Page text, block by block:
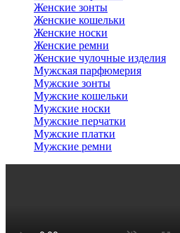
Женские зонты
Женские кошельки
Женские носки
Женские ремни
Женские чулочные изделия
Мужская парфюмерия
Мужские зонты
Мужские кошельки
Мужские носки
Мужские перчатки
Мужские платки
Мужские ремни